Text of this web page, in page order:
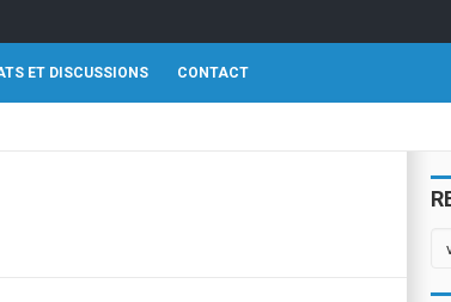
ET DISCUSSIONS CONTACT